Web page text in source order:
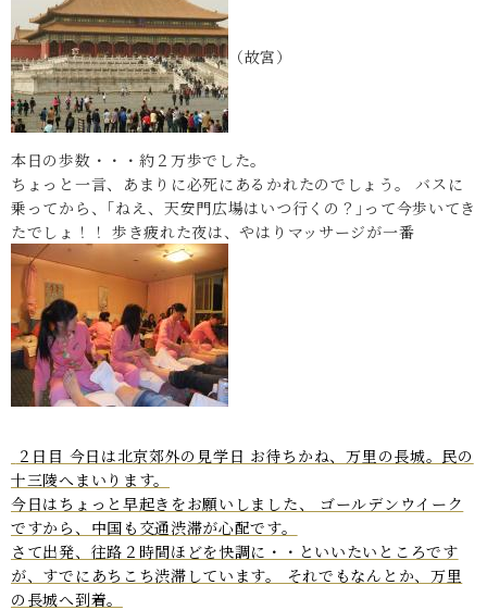
（故宮）
本日の歩数・・・約２万歩でした。
ちょっと一言、あまりに必死にあるかれたのでしょう。 バスに
乗ってから、｢ねえ、天安門広場はいつ行くの？｣って今歩いてき
たでしょ！！ 歩き疲れた夜は、やはりマッサージが一番
２日目 今日は北京郊外の見学日 お待ちかね、万里の長城。民の
十三陵へまいります。
今日はちょっと早起きをお願いしました、 ゴールデンウイーク
ですから、中国も交通渋滞が心配です。
さて出発、往路２時間ほどを快調に・・といいたいところです
が、すでにあちこち渋滞しています。 それでもなんとか、万里
の長城へ到着。